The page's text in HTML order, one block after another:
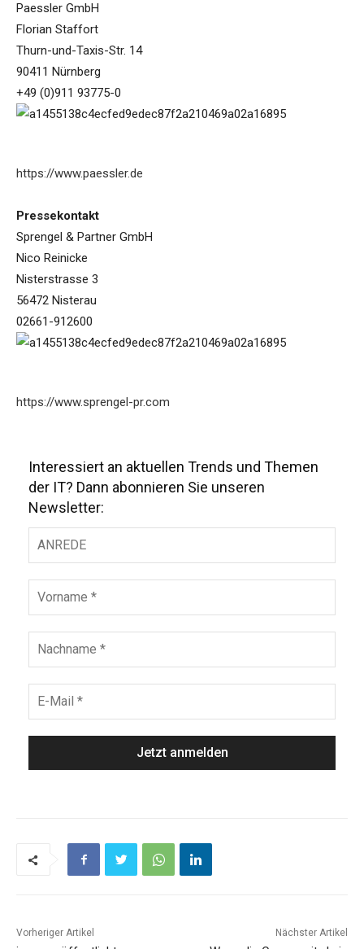
Paessler GmbH
Florian Staffort
Thurn-und-Taxis-Str. 14
90411 Nürnberg
+49 (0)911 93775-0
https://www.paessler.de
Pressekontakt
Sprengel & Partner GmbH
Nico Reinicke
Nisterstrasse 3
56472 Nisterau
02661-912600
https://www.sprengel-pr.com
Interessiert an aktuellen Trends und Themen
der IT? Dann abonnieren Sie unseren
Newsletter:
Vorheriger Artikel Nächster Artikel